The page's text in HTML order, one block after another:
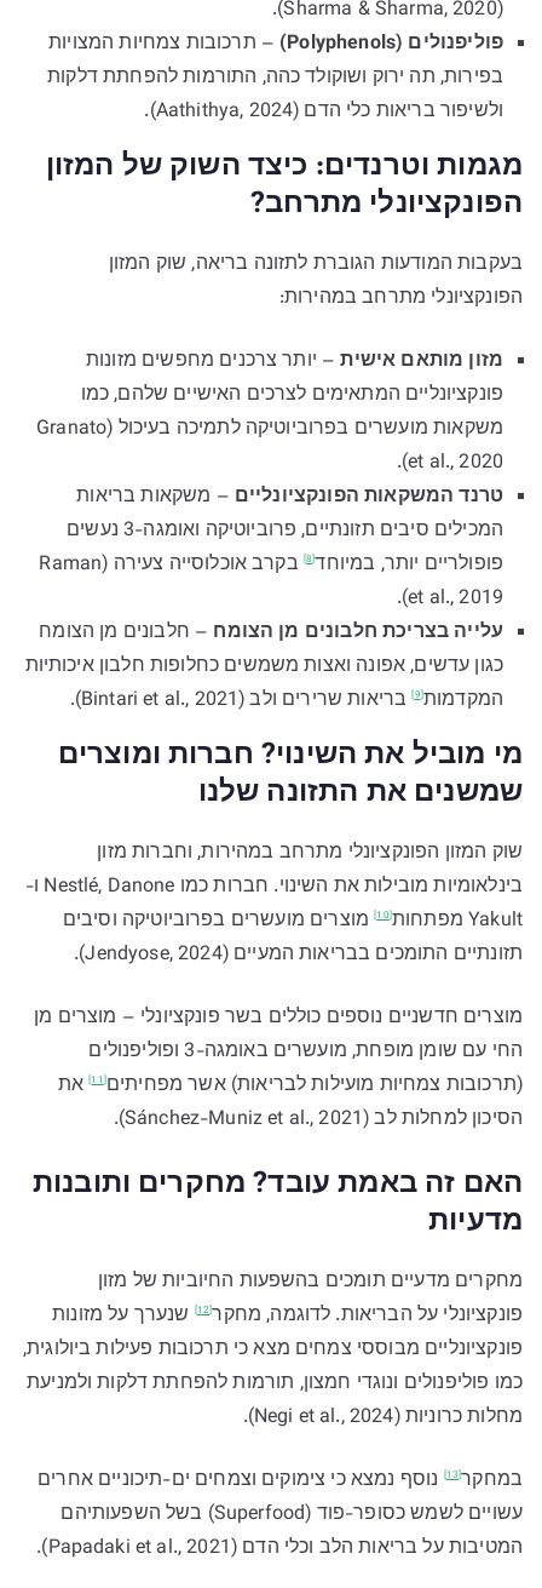
(Sharma & Sharma, 2020).
פוליפנולים (Polyphenols)
– תרכובות צמחיות המצויות
בפירות, תה ירוק ושוקולד כהה, התורמות להפחתת דלקות
ולשיפור בריאות כלי הדם (Aathithya, 2024).
מגמות וטרנדים: כיצד השוק של המזון
הפונקציונלי מתרחב?
בעקבות המודעות הגוברת לתזונה בריאה, שוק המזון
הפונקציונלי מתרחב במהירות:
מזון מותאם אישית– יותר צרכנים מחפשים מזונות
פונקציונליים המתאימים לצרכים האישיים שלהם, כמו
משקאות מועשרים בפרוביוטיקה לתמיכה בעיכול (Granato
et al., 2020).
טרנד המשקאות הפונקציונליים – משקאות בריאות
המכילים סיבים תזונתיים, פרוביוטיקה ואומגה-3 נעשים
פופולריים יותר, במיוחד[8]
בקרב אוכלוסייה צעירה (Raman
et al., 2019).
עלייה בצריכת חלבונים מן הצומח – חלבונים מן הצומח
כגון עדשים, אפונה ואצות משמשים כחלופות חלבון איכותיות
המקדמות[9] בריאות שרירים ולב (Bintari et al., 2021).
מי מוביל את השינוי? חברות ומוצרים
שמשנים את התזונה שלנו
שוק המזון הפונקציונלי מתרחב במהירות, וחברות מזון
בינלאומיות מובילות את השינוי. חברות כמו Nestlé, Danone ו-
Yakult מפתחות[10]
מוצרים מועשרים בפרוביוטיקה וסיבים
תזונתיים התומכים בבריאות המעיים (Jendyose, 2024).
מוצרים חדשניים נוספים כוללים בשר פונקציונלי – מוצרים מן
החי עם שומן מופחת, מועשרים באומגה-3 ופוליפנולים
(תרכובות צמחיות מועילות לבריאות) אשר מפחיתים[11]
את
הסיכון למחלות לב (Sánchez-Muniz et al., 2021).
האם זה באמת עובד? מחקרים ותובנות
מדעיות
מחקרים מדעיים תומכים בהשפעות החיוביות של מזון
פונקציונלי על הבריאות. לדוגמה, מחקר[12]
שנערך על מזונות
פונקציונליים מבוססי צמחים מצא כי תרכובות פעילות ביולוגית,
כמו פוליפנולים ונוגדי חמצון, תורמות להפחתת דלקות ולמניעת
מחלות כרוניות (Negi et al., 2024).
במחקר[13]
נוסף נמצא כי צימוקים וצמחים ים-תיכוניים אחרים
עשויים לשמש כסופר-פוד (Superfood) בשל השפעותיהם
המטיבות על בריאות הלב וכלי הדם (Papadaki et al., 2021).